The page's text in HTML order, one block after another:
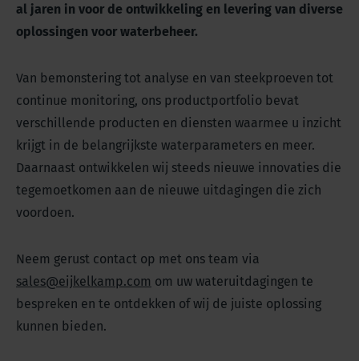
al jaren in voor de ontwikkeling en levering van diverse
oplossingen voor waterbeheer.
Van bemonstering tot analyse en van steekproeven tot
continue monitoring, ons productportfolio bevat
verschillende producten en diensten waarmee u inzicht
krijgt in de belangrijkste waterparameters en meer.
Daarnaast ontwikkelen wij steeds nieuwe innovaties die
tegemoetkomen aan de nieuwe uitdagingen die zich
voordoen.
Neem gerust contact op met ons team via
sales@eijkelkamp.com om uw wateruitdagingen te
bespreken en te ontdekken of wij de juiste oplossing
kunnen bieden.